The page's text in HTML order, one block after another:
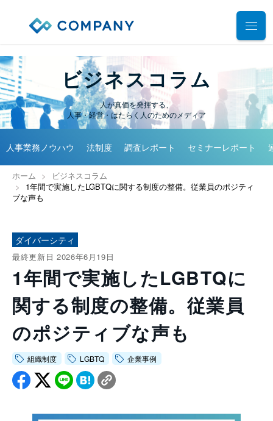
業務別ソリューション
人事管理
給与計算
勤怠管理
雇用手続管理
ID管理
公共・公益法人向け
サポート
導入・運用サポート
システム選定支援コンサルティングサービス
プロフェッショナルサービス
ユーザーコミッティ
アウトソーシング（WBS）
導入事例
セミナー
デモ動画
会社情報
会社情報トップ
企業理念
会社概要
ニュース
CEO挨拶
制度・文化
採用情報
資料ダウンロード お問い合わせ
03-5575-5277
受付時間9:30〜18:30（土日祝日を除く）
ビジネスコラム
人が真価を発揮する、
人事・経営・はたらく人のためのメディア
人事業務ノウハウ 法制度 調査レポート セミナーレポート
ホーム
ビジネスコラム
1年間で実施したLGBTQに関する制度の整備。従業員のポジティ
ブな声も
ダイバーシティ
最終更新日 2026年6月19日
1年間で実施したLGBTQに
関する制度の整備。従業員
のポジティブな声も
組織制度 LGBTQ 企業事例